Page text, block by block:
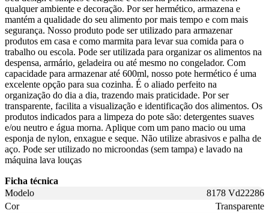
qualquer ambiente e decoração. Por ser hermético, armazena e
mantém a qualidade do seu alimento por mais tempo e com mais
segurança. Nosso produto pode ser utilizado para armazenar
produtos em casa e como marmita para levar sua comida para o
trabalho ou escola. Pode ser utilizada para organizar os alimentos na
despensa, armário, geladeira ou até mesmo no congelador. Com
capacidade para armazenar até 600ml, nosso pote hermético é uma
excelente opção para sua cozinha. É o aliado perfeito na
organização do dia a dia, trazendo mais praticidade. Por ser
transparente, facilita a visualização e identificação dos alimentos. Os
produtos indicados para a limpeza do pote são: detergentes suaves
e/ou neutro e água morna. Aplique com um pano macio ou uma
esponja de nylon, enxague e seque. Não utilize abrasivos e palha de
aço. Pode ser utilizado no microondas (sem tampa) e lavado na
máquina lava louças
Ficha técnica
Modelo
8178 Vd22286
Cor
Transparente